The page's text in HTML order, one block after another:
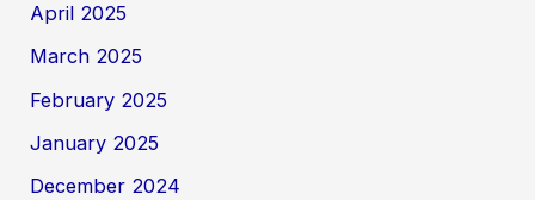
April 2025
March 2025
February 2025
January 2025
December 2024